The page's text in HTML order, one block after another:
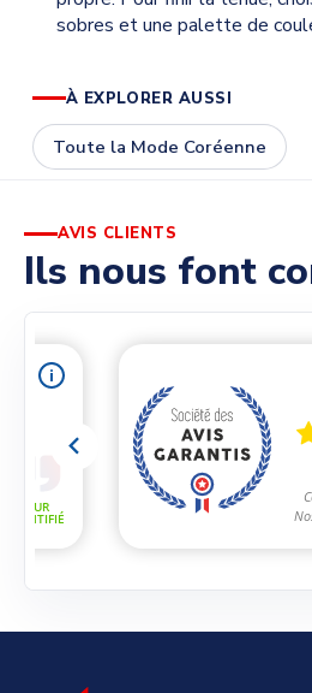
sobres et une palette de
À EXPLORER AUSSI
Toute la Mode Coréenne
AVIS CLIENTS
Ils nous font